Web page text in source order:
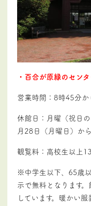
・百合が原緑のセン
営業時間： 8時45分か
休館日：月曜（祝日
月28日（月曜日）から
観覧料：高校生以上
※中学生以下、 65歳
示で無料となります
しています。暖かい服